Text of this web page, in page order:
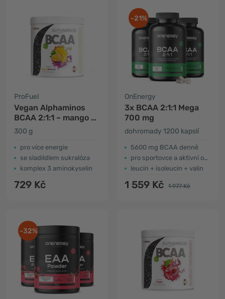
ProFuel
Vegan Alphaminos
BCAA 2:1:1 – mango a
mučenka
300 g
pro více energie
se sladildlem sukralóza
komplex 3 aminokyselin
729 Kč
-21%
OnEnergy
3x BCAA 2:1:1 Mega
700 mg
dohromady 1200 kapslí
5600 mg BCAA denně
pro sportovce a aktivní osoby
leucin + isoleucin + valin
1 559 Kč 1 977 Kč
-32%